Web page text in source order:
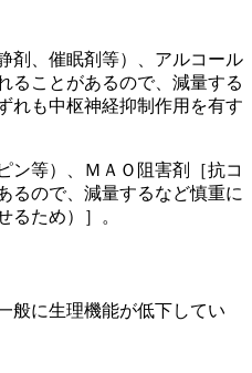
、催眠剤等）、アルコール
ることがあるので、減量する
れも中枢神経抑制作用を有す
等）、ＭＡＯ阻害剤［抗コ
るので、減量するなど慎重に
るため）］。
般に生理機能が低下してい